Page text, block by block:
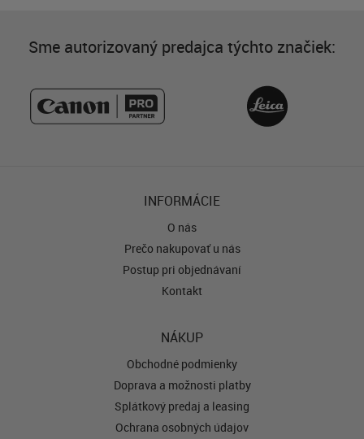
Sme autorizovaný predajca týchto značiek:
INFORMÁCIE
O nás
Prečo nakupovať u nás
Postup pri objednávaní
Kontakt
NÁKUP
Obchodné podmienky
Doprava a možnosti platby
Splátkový predaj a leasing
Ochrana osobných údajov